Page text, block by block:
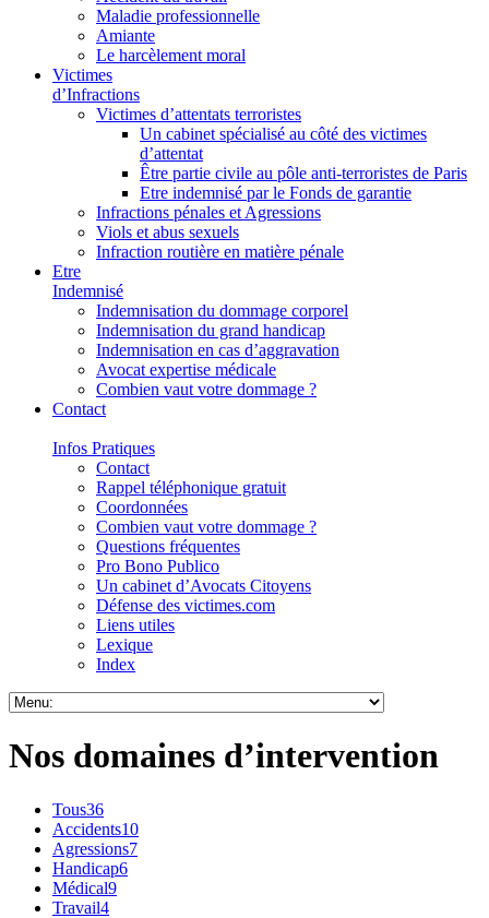
Maladie professionnelle
Amiante
Le harcèlement moral
Victimes
d’Infractions
Victimes d’attentats terroristes
Un cabinet spécialisé au côté des victimes
d’attentat
Être partie civile au pôle anti-terroristes de Paris
Etre indemnisé par le Fonds de garantie
Infractions pénales et Agressions
Viols et abus sexuels
Infraction routière en matière pénale
Etre
Indemnisé
Indemnisation du dommage corporel
Indemnisation du grand handicap
Indemnisation en cas d’aggravation
Avocat expertise médicale
Combien vaut votre dommage ?
Contact
Infos Pratiques
Contact
Rappel téléphonique gratuit
Coordonnées
Combien vaut votre dommage ?
Questions fréquentes
Pro Bono Publico
Un cabinet d’Avocats Citoyens
Défense des victimes.com
Liens utiles
Lexique
Index
Nos domaines d’intervention
Tous36
Accidents10
Agressions7
Handicap6
Médical9
Travail4